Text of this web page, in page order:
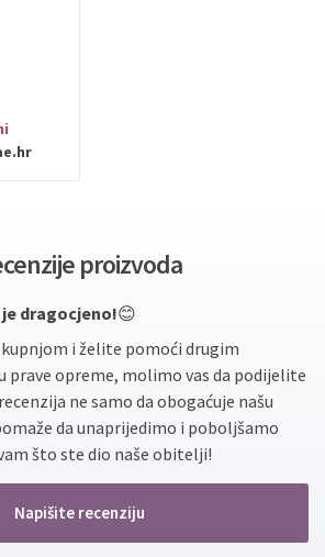
proizvoda
je dragocjeno!😊
i želite pomoći drugim
prave opreme, molimo vas da podijelite
ne samo da obogaćuje našu
da unaprijedimo i poboljšamo
što ste dio naše obitelji!
Napišite recenziju